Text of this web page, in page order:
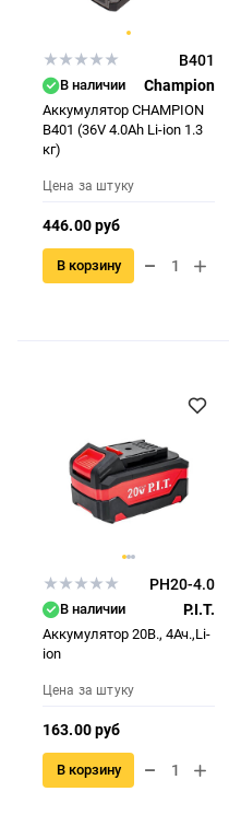
B401
В наличии Champion
Аккумулятор CHAMPION
B401 (36V 4.0Ah Li-ion 1.3
кг)
Цена за штуку
446.00 руб
В корзину
PH20-4.0
В наличии P.I.T.
Аккумулятор 20В., 4Ач.,Li-
ion
Цена за штуку
163.00 руб
В корзину